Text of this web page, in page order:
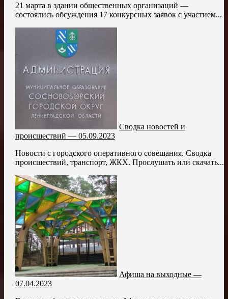
21 марта в здании общественных организаций —
состоялись обсуждения 17 конкурсных заявок с участием...
Сводка новостей и
происшествий — 05.09.2023
Новости с городского оперативного совещания. Сводка
происшествий, транспорт, ЖКХ. Прослушать или скачать...
Афиша на выходные —
07.04.2023